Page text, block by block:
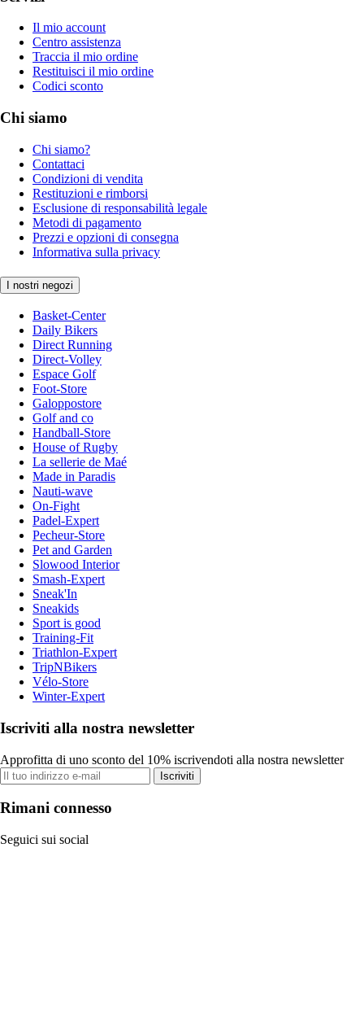
Il mio account
Centro assistenza
Traccia il mio ordine
Restituisci il mio ordine
Codici sconto
Chi siamo
Chi siamo?
Contattaci
Condizioni di vendita
Restituzioni e rimborsi
Esclusione di responsabilità legale
Metodi di pagamento
Prezzi e opzioni di consegna
Informativa sulla privacy
I nostri negozi
Basket-Center
Daily Bikers
Direct Running
Direct-Volley
Espace Golf
Foot-Store
Galoppostore
Golf and co
Handball-Store
House of Rugby
La sellerie de Maé
Made in Paradis
Nauti-wave
On-Fight
Padel-Expert
Pecheur-Store
Pet and Garden
Slowood Interior
Smash-Expert
Sneak'In
Sneakids
Sport is good
Training-Fit
Triathlon-Expert
TripNBikers
Vélo-Store
Winter-Expert
Iscriviti alla nostra newsletter
Approfitta di uno sconto del 10% iscrivendoti alla nostra newsletter
Iscriviti
Rimani connesso
Seguici sui social